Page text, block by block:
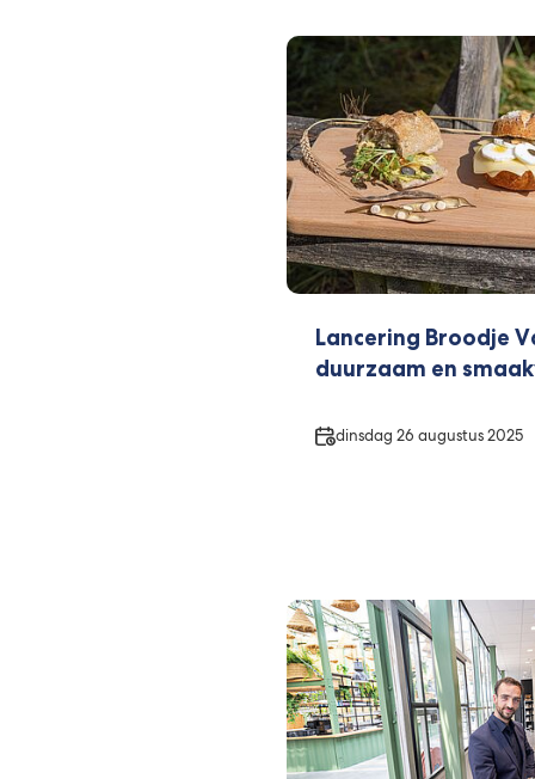
Lancering Broodje
duurzaam en
Datum
dinsdag 26 augustus 2025